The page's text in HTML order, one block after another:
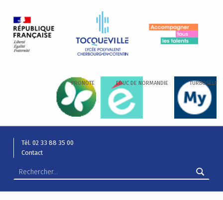
PRONOTE EDUC DE NORMANDIE TURBOSELF
Tél. 02 33 88 35 00
Contact